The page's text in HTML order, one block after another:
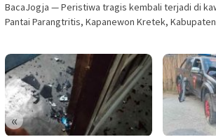
BacaJogja — Peristiwa tragis kembali terjadi di
Pantai Parangtritis, Kapanewon Kretek,
«